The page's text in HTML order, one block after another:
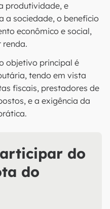
produtividade, e
a sociedade, o benefício
econômico e social,
renda.
objetivo principal é
tendo em vista
fiscais, prestadores de
e a exigência da
do
do